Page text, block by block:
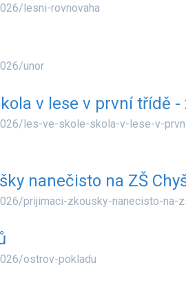
lesni-rovnovaha
unor
v lese v první třídě
les-ve-skole-skola-v-lese-v-
nanečisto na ZŠ
prijimaci-zkousky-nanecisto-na-
ostrov-pokladu